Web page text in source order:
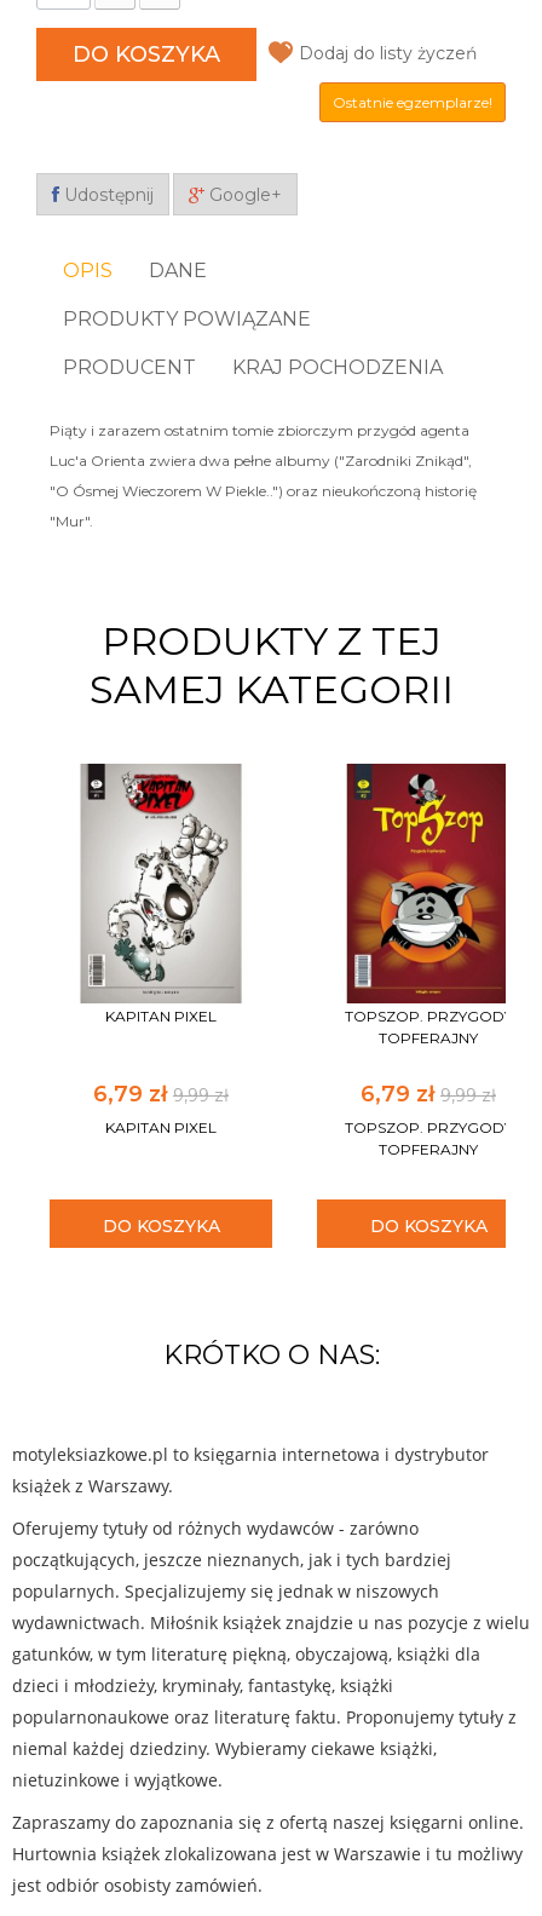
DO KOSZYKA Dodaj do listy życzeń
Ostatnie egzemplarze!
Udostępnij Google+
OPIS DANE
PRODUKTY POWIĄZANE
PRODUCENT KRAJ POCHODZENIA
Piąty i zarazem ostatnim tomie zbiorczym przygód agenta
Luc'a Orienta zwiera dwa pełne albumy ("Zarodniki Znikąd",
"O Ósmej Wieczorem W Piekle..") oraz nieukończoną historię
"Mur".
PRODUKTY Z TEJ
SAMEJ KATEGORII
KAPITAN PIXEL
6,79 zł 9,99 zł
KAPITAN PIXEL
DO KOSZYKA
TOPSZOP. PRZYGODY
TOPFERAJNY
6,79 zł 9,99 zł
TOPSZOP. PRZYGODY
TOPFERAJNY
DO KOSZYKA
KRÓTKO O NAS:
motyleksiazkowe.pl to księgarnia internetowa i dystrybutor
książek z Warszawy.
Oferujemy tytuły od różnych wydawców - zarówno
początkujących, jeszcze nieznanych, jak i tych bardziej
popularnych. Specjalizujemy się jednak w niszowych
wydawnictwach. Miłośnik książek znajdzie u nas pozycje z wielu
gatunków, w tym literaturę piękną, obyczajową, książki dla
dzieci i młodzieży, kryminały, fantastykę, książki
popularnonaukowe oraz literaturę faktu. Proponujemy tytuły z
niemal każdej dziedziny. Wybieramy ciekawe książki,
nietuzinkowe i wyjątkowe.
Zapraszamy do zapoznania się z ofertą naszej księgarni online.
Hurtownia książek zlokalizowana jest w Warszawie i tu możliwy
jest odbiór osobisty zamówień.